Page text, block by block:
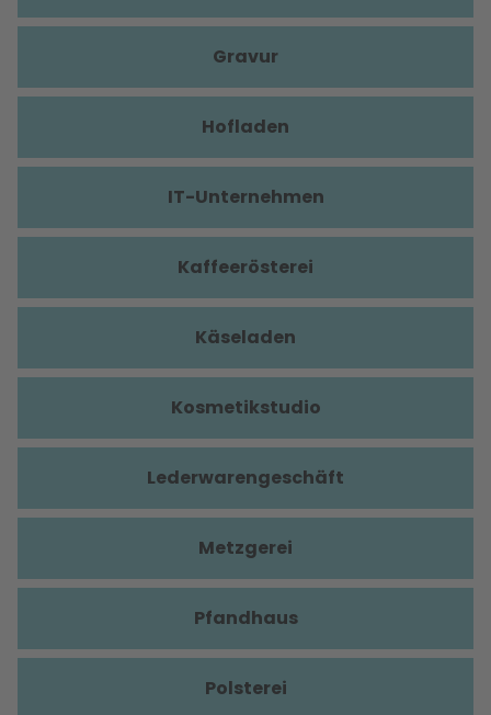
Gravur
Hofladen
IT-Unternehmen
Kaffeerösterei
Käseladen
Kosmetikstudio
Lederwarengeschäft
Metzgerei
Pfandhaus
Polsterei